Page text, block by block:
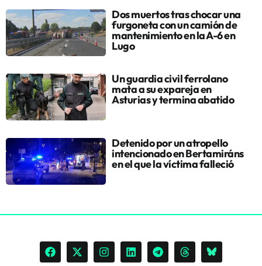
Dos muertos tras chocar una
furgoneta con un camión de
mantenimiento en la A-6 en
Lugo
Un guardia civil ferrolano
mata a su expareja en
Asturias y termina abatido
Detenido por un atropello
intencionado en Bertamiráns
en el que la víctima falleció